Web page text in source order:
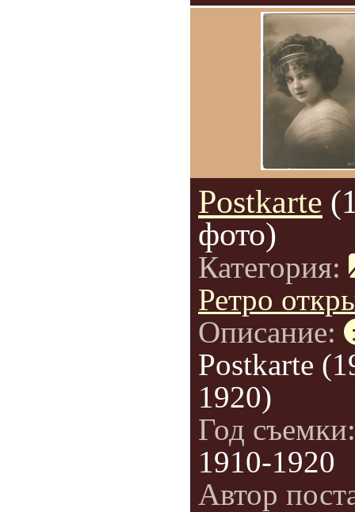
Postkarte
фото)
Категория:
Ретро
Описание:
Postkarte
1920)
Год
1910-1920
Автор